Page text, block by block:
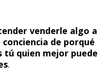
venderle algo a
de porqué
tú quien mejor puede
.